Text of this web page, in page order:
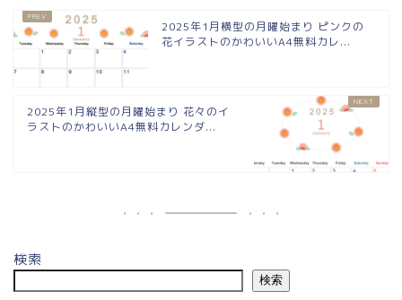
2025年1月横型の月曜始まり ピンクの
花イラストのかわいいA4無料カレ...
2025年1月縦型の月曜始まり 花々のイ
ラストのかわいいA4無料カレンダ...
検索
検索